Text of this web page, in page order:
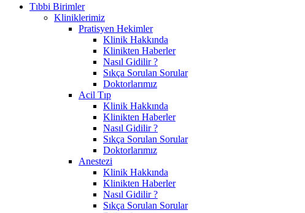
Tıbbi Birimler
Kliniklerimiz
Pratisyen Hekimler
Klinik Hakkında
Klinikten Haberler
Nasıl Gidilir ?
Sıkça Sorulan Sorular
Doktorlarımız
Acil Tıp
Klinik Hakkında
Klinikten Haberler
Nasıl Gidilir ?
Sıkça Sorulan Sorular
Doktorlarımız
Anestezi
Klinik Hakkında
Klinikten Haberler
Nasıl Gidilir ?
Sıkça Sorulan Sorular